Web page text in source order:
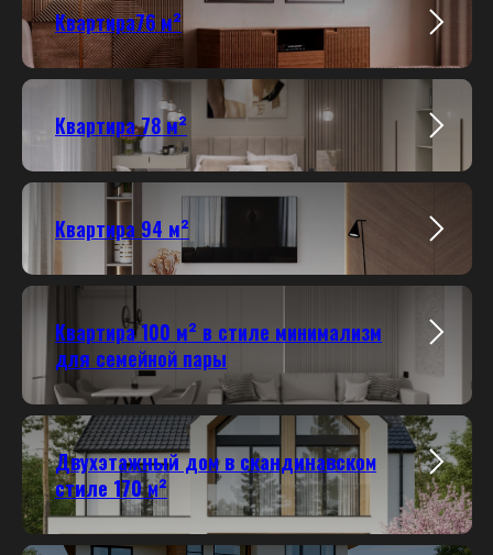
Квартира76 м²
Квартира 78 м²
Квартира 94 м²
Квартира 100 м² в стиле минимализм
для семейной пары
Двухэтажный дом в скандинавском
стиле 170 м²